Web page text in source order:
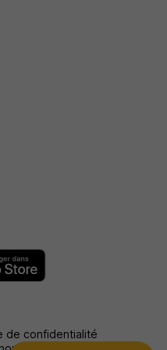
de confidentialité